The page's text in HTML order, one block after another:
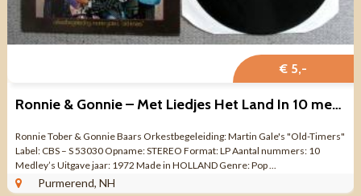
€ 5,-
Ronnie & Gonnie – Met Liedjes Het Land In 10 medley’s nrs LP
Ronnie Tober & Gonnie Baars Orkestbegeleiding: Martin Gale's "Old-Timers"
Label: CBS – S 53030 Opname: STEREO Format: LP Aantal nummers: 10
Medley’s Uitgave jaar: 1972 Made in HOLLAND Genre: Pop ...
Purmerend, NH